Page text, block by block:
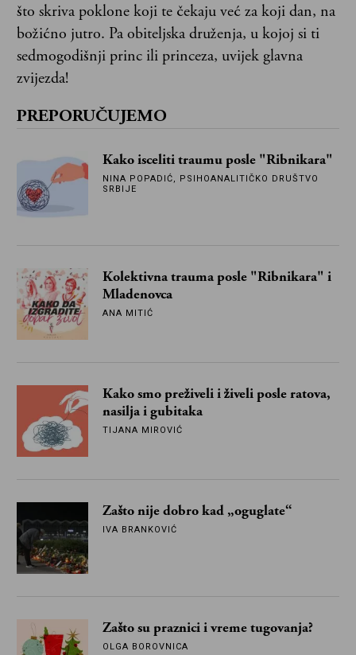
što skriva poklone koji te čekaju već za koji dan, na
božićno jutro. Pa obiteljska druženja, u kojoj si ti
sedmogodišnji princ ili princeza, uvijek glavna
zvijezda!
PREPORUČUJEMO
Kako isceliti traumu posle "Ribnikara"
NINA POPADIĆ, PSIHOANALITIČKO DRUŠTVO
SRBIJE
Kolektivna trauma posle "Ribnikara" i
Mladenovca
ANA MITIĆ
Kako smo preživeli i živeli posle ratova,
nasilja i gubitaka
TIJANA MIROVIĆ
Zašto nije dobro kad „oguglate“
IVA BRANKOVIĆ
Zašto su praznici i vreme tugovanja?
OLGA BOROVNICA